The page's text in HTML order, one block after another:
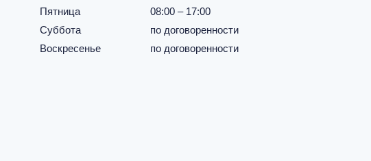
Пятница
08:00 – 17:00
Суббота
по договоренности
Воскресенье
по договоренности